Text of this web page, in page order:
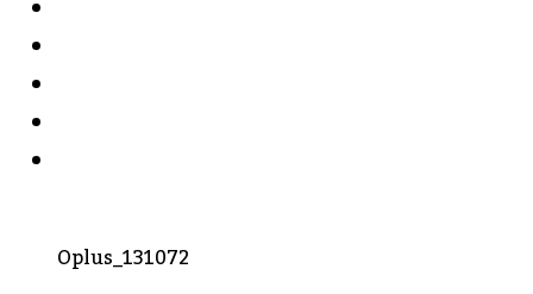
Oplus_131072